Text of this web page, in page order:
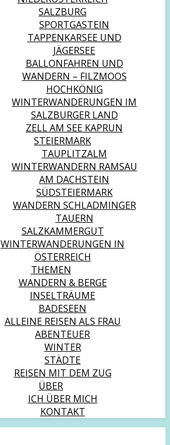
SALZBURG
SPORTGASTEIN
TAPPENKARSEE UND
JÄGERSEE
BALLONFAHREN UND
WANDERN – FILZMOOS
HOCHKÖNIG
WINTERWANDERUNGEN IM
SALZBURGER LAND
ZELL AM SEE KAPRUN
STEIERMARK
TAUPLITZALM
WINTERWANDERN RAMSAU
AM DACHSTEIN
SÜDSTEIERMARK
WANDERN SCHLADMINGER
TAUERN
SALZKAMMERGUT
WINTERWANDERUNGEN IN
ÖSTERREICH
THEMEN
WANDERN & BERGE
INSELTRÄUME
BADESEEN
ALLEINE REISEN ALS FRAU
ABENTEUER
WINTER
STÄDTE
REISEN MIT DEM ZUG
ÜBER
ICH ÜBER MICH
KONTAKT